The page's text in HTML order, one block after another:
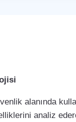
alanında
analiz